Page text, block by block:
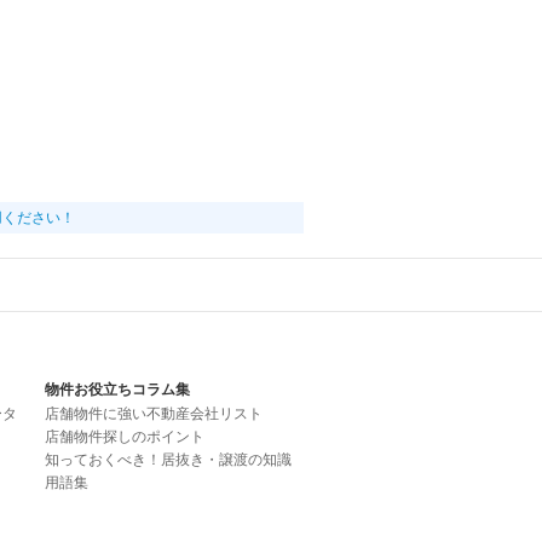
ださい！
物件お役立ちコラム集
店舗物件に強い不動産会社リスト
店舗物件探しのポイント
知っておくべき！居抜き・譲渡の知識
用語集